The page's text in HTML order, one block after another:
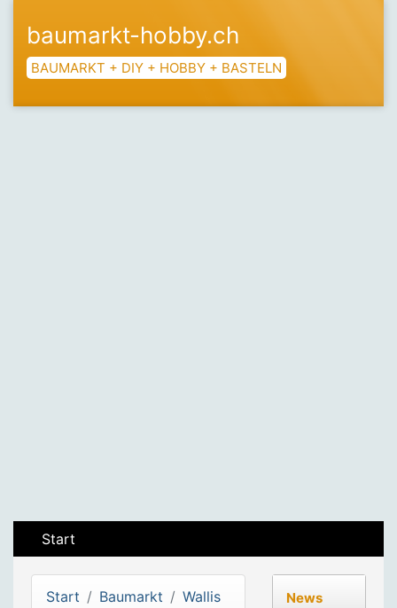
baumarkt-hobby.ch
BAUMARKT + DIY + HOBBY + BASTELN
Start
Start Baumarkt
Wallis
News